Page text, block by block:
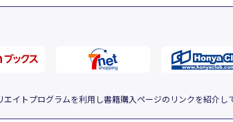
エイトプログラムを利用し書籍購入ページのリンクを紹介し